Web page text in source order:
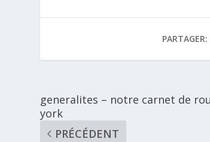
PARTAGER:
generalites – notre carnet de
york
PRÉCÉDENT